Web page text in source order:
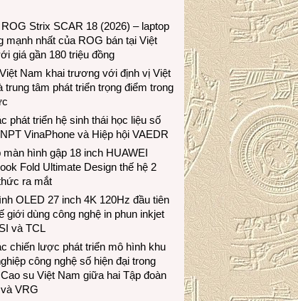
Strix SCAR 18 (2026) – laptop
mạnh nhất của ROG bán tại Việt
giá gần 180 triệu đồng
Nam khai trương với định vị Việt
trung tâm phát triển trọng điểm trong
phát triển hệ sinh thái học liệu số
VinaPhone và Hiệp hội VAEDR
màn hình gập 18 inch HUAWEI
Fold Ultimate Design thế hệ 2
ra mắt
OLED 27 inch 4K 120Hz đầu tiên
giới dùng công nghệ in phun inkjet
và TCL
chiến lược phát triển mô hình khu
công nghệ số hiện đại trong
su Việt Nam giữa hai Tập đoàn
VRG